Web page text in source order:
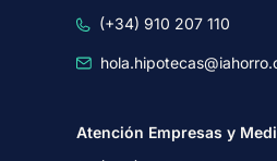
(+34) 910 207 110
Atención Empresas y